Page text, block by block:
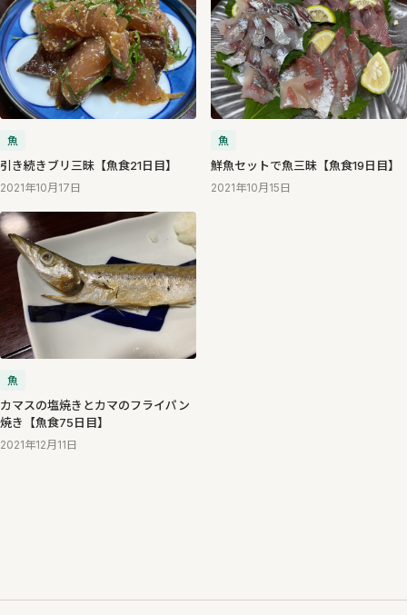
魚
引き続きブリ三昧【魚食21日目】
2021年10月17日
魚
鮮魚セットで魚三昧【魚食19日目】
2021年10月15日
魚
カマスの塩焼きとカマのフライパン
焼き【魚食75日目】
2021年12月11日